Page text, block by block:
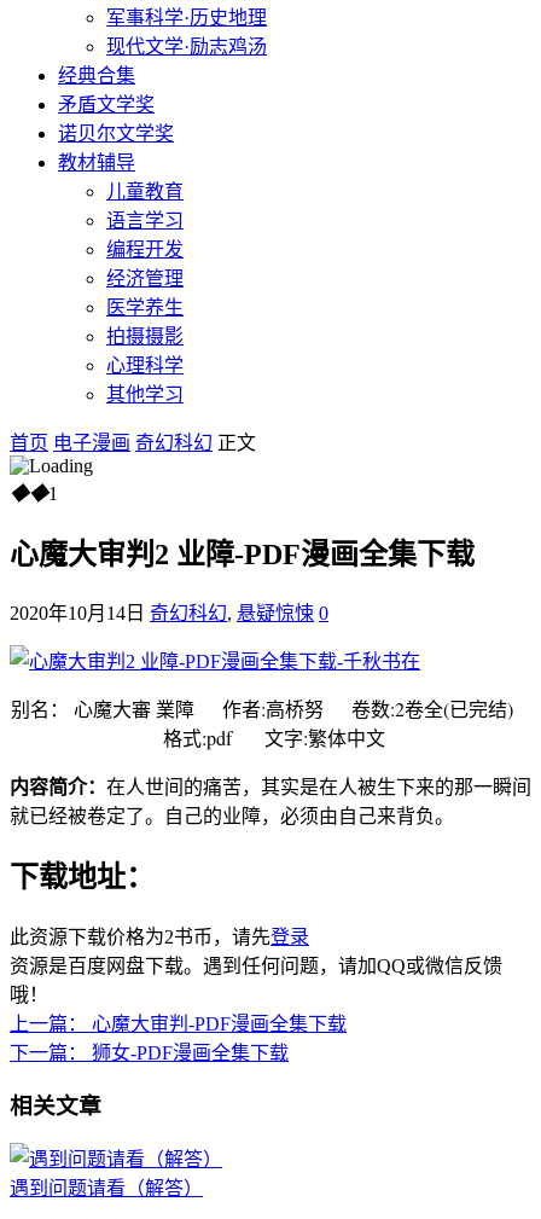
军事科学·历史地理
现代文学·励志鸡汤
经典合集
矛盾文学奖
诺贝尔文学奖
教材辅导
儿童教育
语言学习
编程开发
经济管理
医学养生
拍摄摄影
心理科学
其他学习
首页 电子漫画 奇幻科幻 正文
◆◆1
心魔大审判2 业障-PDF漫画全集下载
2020年10月14日 奇幻科幻, 悬疑惊悚 0
别名： 心魔大審 業障 作者:高桥努 卷数:2卷全(已完结)
格式:pdf 文字:繁体中文
内容简介： 在人世间的痛苦，其实是在人被生下来的那一瞬间
就已经被卷定了。自己的业障，必须由自己来背负。
下载地址：
此资源下载价格为2书币，请先登录
资源是百度网盘下载。遇到任何问题，请加QQ或微信反馈
哦！
上一篇：
心魔大审判-PDF漫画全集下载
下一篇：
狮女-PDF漫画全集下载
相关文章
遇到问题请看（解答）